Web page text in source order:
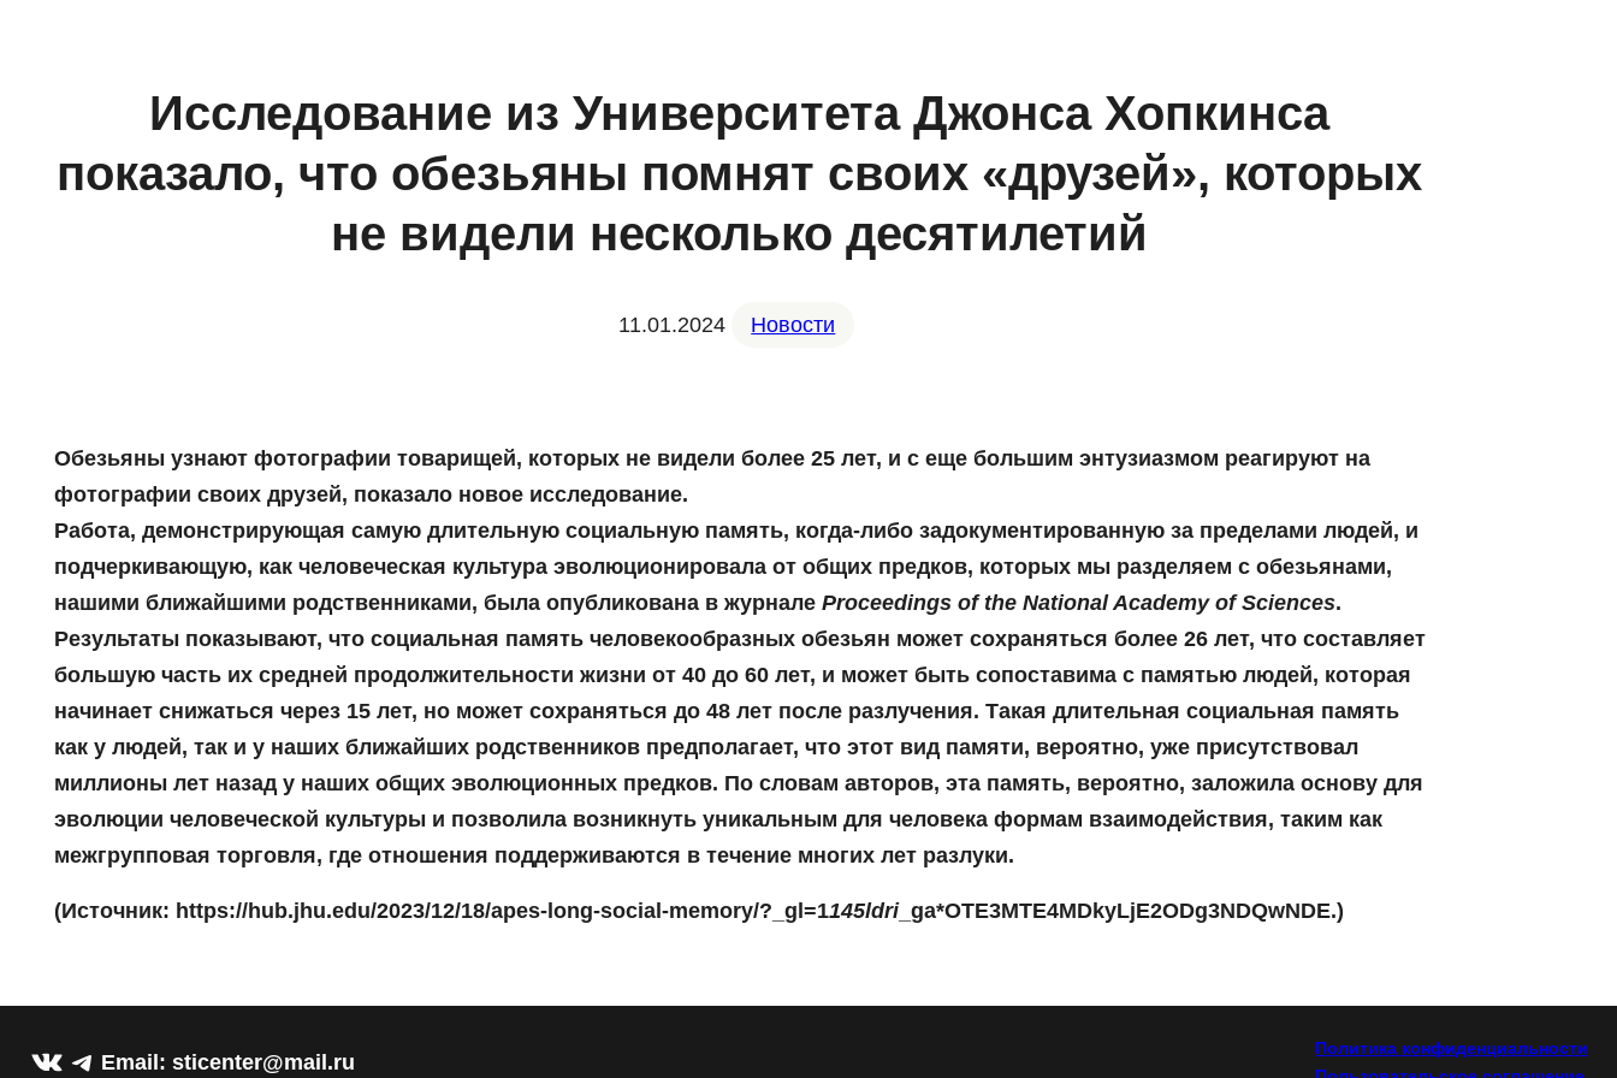
Исследование из Университета Джонса Хопкинса
показало, что обезьяны помнят своих «друзей», которых
не видели несколько десятилетий
11.01.2024 Новости
Обезьяны узнают фотографии товарищей, которых не видели более 25 лет, и с еще большим энтузиазмом реагируют на
фотографии своих друзей, показало новое исследование.
Работа, демонстрирующая самую длительную социальную память, когда-либо задокументированную за пределами людей, и
подчеркивающую, как человеческая культура эволюционировала от общих предков, которых мы разделяем с обезьянами,
нашими ближайшими родственниками, была опубликована в журнале Proceedings of the National Academy of Sciences.
Результаты показывают, что социальная память человекообразных обезьян может сохраняться более 26 лет, что составляет
большую часть их средней продолжительности жизни от 40 до 60 лет, и может быть сопоставима с памятью людей, которая
начинает снижаться через 15 лет, но может сохраняться до 48 лет после разлучения. Такая длительная социальная память
как у людей, так и у наших ближайших родственников предполагает, что этот вид памяти, вероятно, уже присутствовал
миллионы лет назад у наших общих эволюционных предков. По словам авторов, эта память, вероятно, заложила основу для
эволюции человеческой культуры и позволила возникнуть уникальным для человека формам взаимодействия, таким как
межгрупповая торговля, где отношения поддерживаются в течение многих лет разлуки.
(Источник: https://hub.jhu.edu/2023/12/18/apes-long-social-memory/?_gl=1145ldri_ga*OTE3MTE4MDkyLjE2ODg3NDQwNDE.)
VK Telegram
Email: sticenter@mail.ru
Политика конфиденциальности